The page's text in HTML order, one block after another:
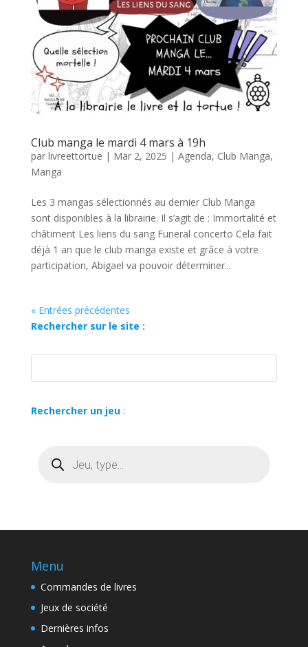
Club manga le mardi 4 mars à 19h
par livreettortue | Mar 2, 2025 | Agenda, Club Manga,
Manga
Les 3 mangas sélectionnés au dernier Club Manga
sont disponibles à la librairie. Il s’agit de : Immortalité et
châtiment Les liens du sang Funeral concerto Cela fait
déjà 1 an que le club manga existe et grâce à votre
participation, Abigael va pouvoir déterminer...
« Entrées précédentes
Rechercher sur le site :
Rechercher un jeu:
produits
Menu
Commandes de livres
Jeux de société
Dernières infos